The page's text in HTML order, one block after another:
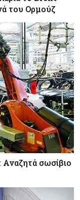
06-08-2026
για το Παλιό ΓΣΠ
ανάθεσης των
06-08-2026
για
για δεύτερη
του Ορμούζ
σωσίβιο